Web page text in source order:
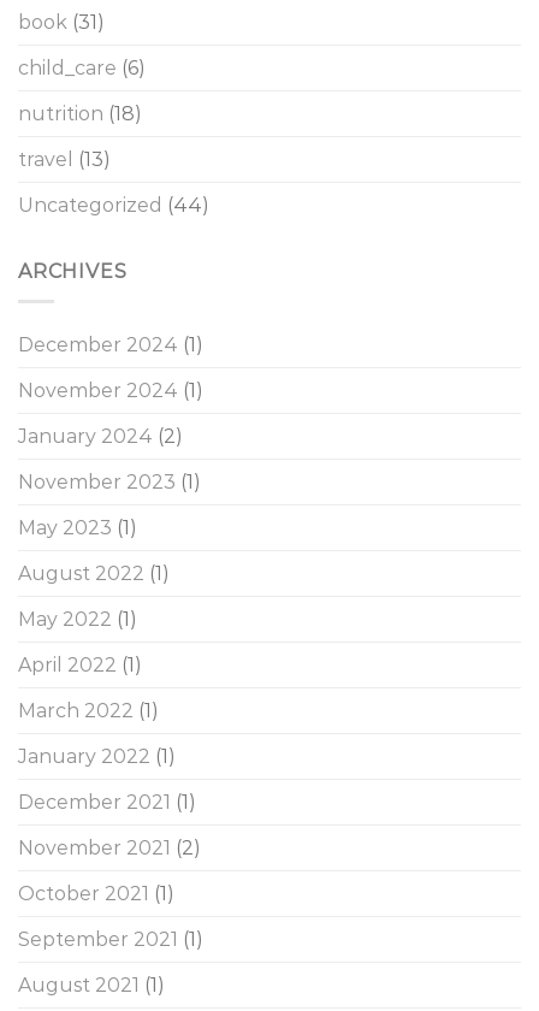
book (31)
child_care (6)
nutrition (18)
travel
(13)
Uncategorized (44)
ARCHIVES
December 2024 (1)
November 2024 (1)
January 2024 (2)
November 2023 (1)
May 2023 (1)
August 2022 (1)
May 2022 (1)
April 2022 (1)
March 2022 (1)
January 2022 (1)
December 2021 (1)
November 2021 (2)
October 2021 (1)
September 2021 (1)
August 2021 (1)